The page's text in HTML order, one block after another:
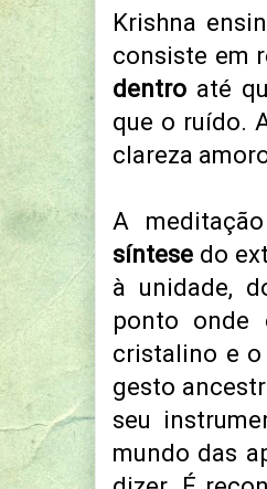
Krishna
consiste em
dentro até
que o ruído.
clareza
A
síntese do
à unidade,
ponto onde
cristalino e o
gesto
seu
mundo das